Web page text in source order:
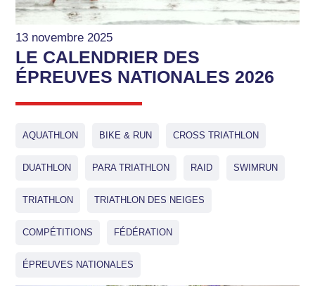
13 novembre 2025
LE CALENDRIER DES
ÉPREUVES NATIONALES 2026
AQUATHLON BIKE & RUN CROSS TRIATHLON
DUATHLON PARA TRIATHLON RAID SWIMRUN
TRIATHLON TRIATHLON DES NEIGES
COMPÉTITIONS FÉDÉRATION
ÉPREUVES NATIONALES